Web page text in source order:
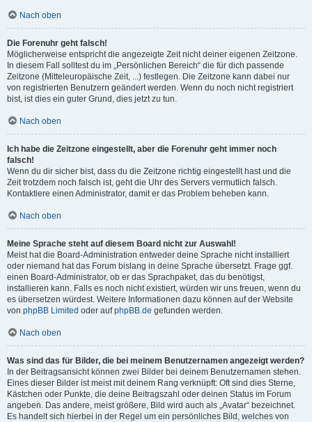
Nach oben
Die Forenuhr geht falsch!
Möglicherweise entspricht die angezeigte Zeit nicht deiner eigenen Zeitzone.
In diesem Fall solltest du im „Persönlichen Bereich“ die für dich passende
Zeitzone (Mitteleuropäische Zeit, ...) festlegen. Die Zeitzone kann dabei nur
von registrierten Benutzern geändert werden. Wenn du noch nicht registriert
bist, ist dies ein guter Grund, dies jetzt zu tun.
Nach oben
Ich habe die Zeitzone eingestellt, aber die Forenuhr geht immer noch
falsch!
Wenn du dir sicher bist, dass du die Zeitzone richtig eingestellt hast und die
Zeit trotzdem noch falsch ist, geht die Uhr des Servers vermutlich falsch.
Kontaktiere einen Administrator, damit er das Problem beheben kann.
Nach oben
Meine Sprache steht auf diesem Board nicht zur Auswahl!
Meist hat die Board-Administration entweder deine Sprache nicht installiert
oder niemand hat das Forum bislang in deine Sprache übersetzt. Frage ggf.
einen Board-Administrator, ob er das Sprachpaket, das du benötigst,
installieren kann. Falls es noch nicht existiert, würden wir uns freuen, wenn du
es übersetzen würdest. Weitere Informationen dazu können auf der Website
von phpBB Limited oder aufphpBB.de gefunden werden.
Nach oben
Was sind das für Bilder, die bei meinem Benutzernamen angezeigt werden?
In der Beitragsansicht können zwei Bilder bei deinem Benutzernamen stehen.
Eines dieser Bilder ist meist mit deinem Rang verknüpft: Oft sind dies Sterne,
Kästchen oder Punkte, die deine Beitragszahl oder deinen Status im Forum
angeben. Das andere, meist größere, Bild wird auch als „Avatar“ bezeichnet.
Es handelt sich hierbei in der Regel um ein persönliches Bild, welches von